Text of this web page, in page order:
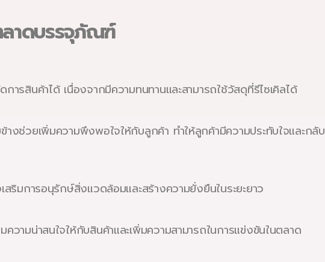
ลาดบรรจุภัณฑ์
รสินค้าได้ เนื่องจากมีความทนทานและสามารถใช้วัสดุที่รีไซเคิลได้
งช่วยเพิ่มความพึงพอใจให้กับลูกค้า ทำให้ลูกค้ามีความประทับใจและกลับ
ริมการอนุรักษ์สิ่งแวดล้อมและสร้างความยั่งยืนในระยะยาว
ามน่าสนใจให้กับสินค้าและเพิ่มความสามารถในการแข่งขันในตลาด